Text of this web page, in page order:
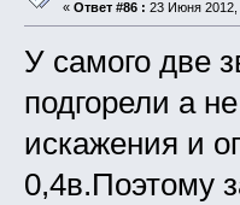
« Ответ #86 : 23 Июня 2012,
У самого две
подгорели а
искажения и
0,4в.Поэтому